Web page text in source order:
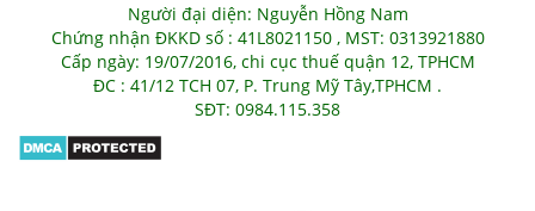
Người đại diện: Nguyễn Hồng Nam
Chứng nhận ĐKKD số : 41L8021150 , MST: 0313921880
Cấp ngày: 19/07/2016, chi cục thuế quận 12, TPHCM
ĐC : 41/12 TCH 07, P. Trung Mỹ Tây,TPHCM .
SĐT: 0984.115.358